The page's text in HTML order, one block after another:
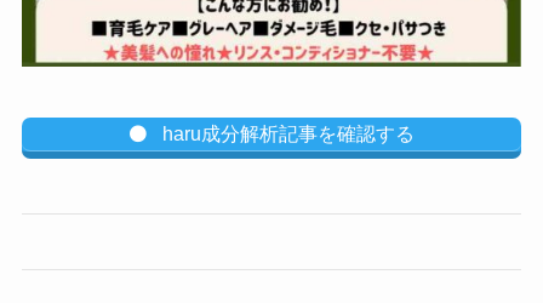
haru成分解析記事を確認する